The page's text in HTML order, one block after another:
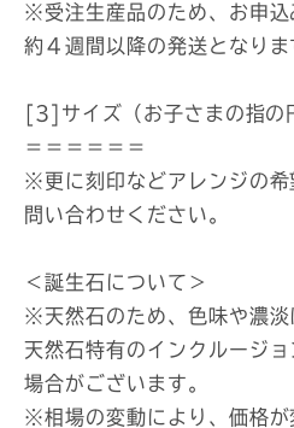
※受注生産品のため、お申込
約４週間以降の発送となりま
[3]サイズ（お子さまの指の
＝＝＝＝＝＝
※更に刻印などアレンジの希
問い合わせください。
＜誕生石について＞
※天然石のため、色味や濃淡
天然石特有のインクルージ
場合がございます。
※相場の変動により、価格が